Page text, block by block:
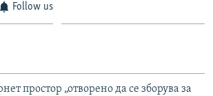
Follow us
простор „отворено да се зборува за